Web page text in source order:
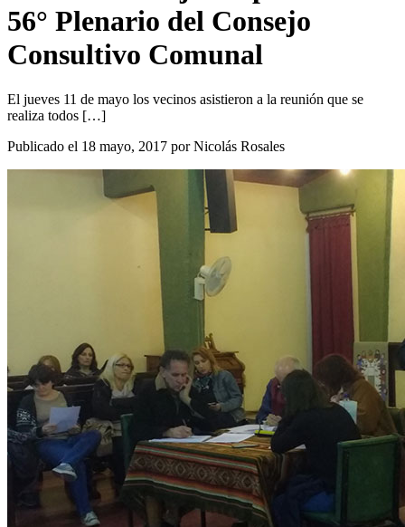
56° Plenario del Consejo
Consultivo Comunal
El jueves 11 de mayo los vecinos asistieron a la reunión que se
realiza todos […]
Publicado el 18 mayo, 2017 por Nicolás Rosales